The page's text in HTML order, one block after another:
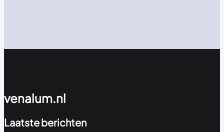
venalum.nl
Laatste berichten